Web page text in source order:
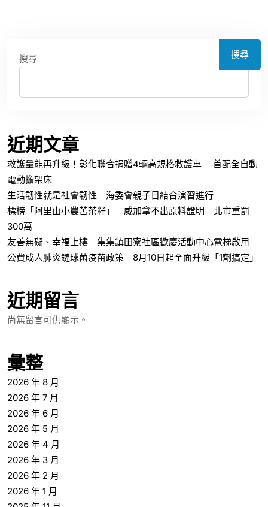
搜尋 搜尋
近期文章
救護量能再升級！彰化聯合捐贈4輛高規格救護車 首配全自動
電動擔架床
生活韌性就是社會韌性 海委會親子日結合演習進行
標榜「阿里山小農苦茶籽」 威加拿不出原料證明 北市重罰
300萬
友善無礙、幸福上樓 集集鎮田寮社區歡慶活動中心電梯啟用
公費成人肺炎鏈球菌疫苗政策 8月10日起全面升級「1劑搞定」
近期留言
尚無留言可供顯示。
彙整
2026 年 8 月
2026 年 7 月
2026 年 6 月
2026 年 5 月
2026 年 4 月
2026 年 3 月
2026 年 2 月
2026 年 1 月